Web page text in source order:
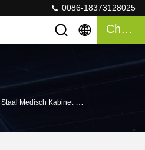
0086-18373128025
Chatten
Staal Medisch Kabinet >